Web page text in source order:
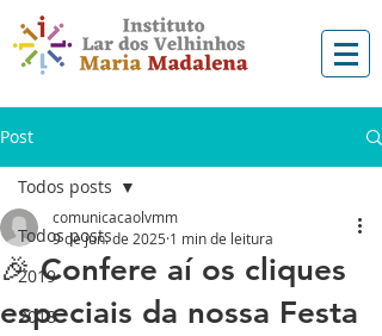
Post
Todos posts
2019
2018
Todos posts
🎉 Confere aí os cliques
especiais da nossa Festa
comunicacaolvmm
9 de jun. de 2025 1 min de leitura